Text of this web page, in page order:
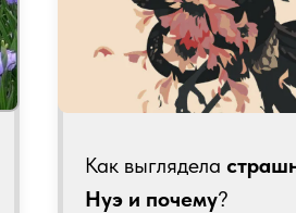
Как выглядела
Нуэ и почему?